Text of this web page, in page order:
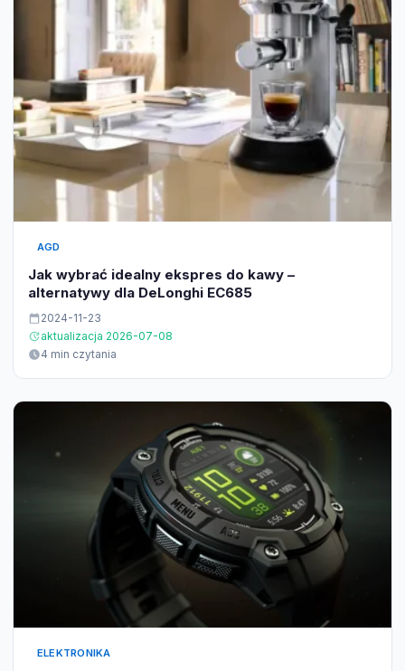
AGD
Jak wybrać idealny ekspres do kawy –
alternatywy dla DeLonghi EC685
2024-11-23
aktualizacja 2026-07-08
4 min czytania
ELEKTRONIKA